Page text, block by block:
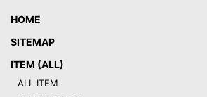
HOME
SITEMAP
ITEM (ALL)
ALL ITEM